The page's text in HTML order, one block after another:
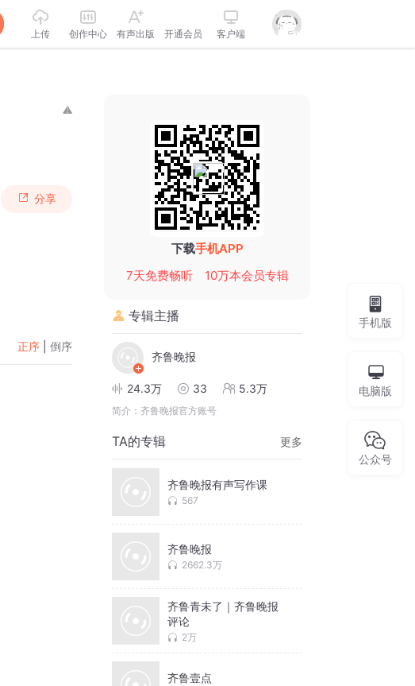
上传 创作中心 有声出版 开通会员 客户端
分享
正序 倒序
下载手机APP
7天免费畅听
10万本会员专辑
专辑主播
齐鲁晚报
24.3万 33 5.3万
简介： 齐鲁晚报官方账号
TA的专辑 更多
齐鲁晚报有声写作课
567
齐鲁晚报
2662.3万
齐鲁青未了｜齐鲁晚报
评论
2万
齐鲁壹点
手机版
电脑版
公众号